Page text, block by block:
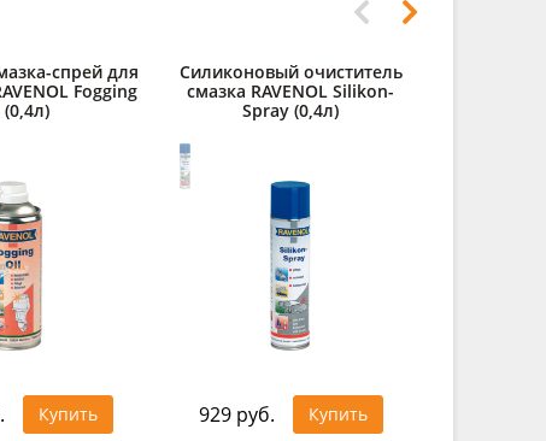
спрей для
Fogging
Купить
Силиконовый очиститель
смазка RAVENOL Silikon-
Spray (0,4л)
929 руб. Купить